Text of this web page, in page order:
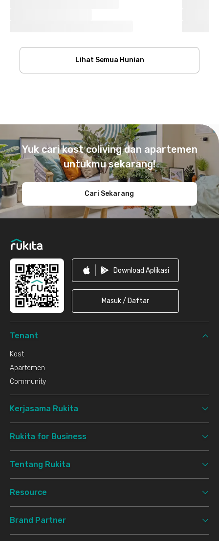
Lihat Semua Hunian
Yuk cari kost coliving dan apartemen
untukmu sekarang!
Cari Sekarang
Download Aplikasi
Masuk / Daftar
Tenant
Kost
Apartemen
Community
Kerjasama Rukita
Rukita for Business
Tentang Rukita
Resource
Brand Partner